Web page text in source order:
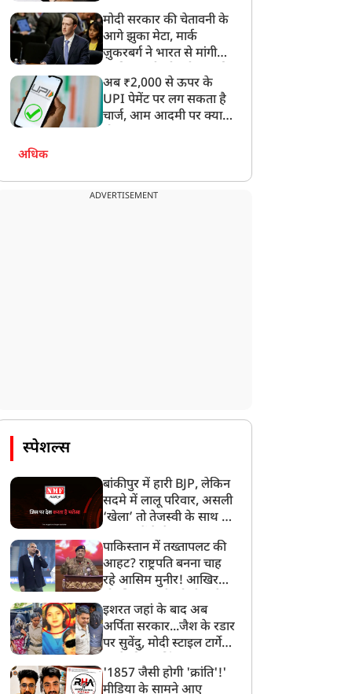
राज्य
सदन में उजागर हुआ सपा का
पिछड़ा, युवा, गरीब,
किसान, महिला विरोधी चरित्रः
योगी
CM योगी का अखिलेश पर
तंज, बोले- कुछ लोग जीवनभर
मोदी सरकार की चेतावनी के
आगे झुका मेटा, मार्क
ज़ुकरबर्ग ने भारत से मांगी
अब ₹2,000 से ऊपर के
UPI पेमेंट पर लग सकता है
चार्ज, आम आदमी पर क्या
अधिक
ADVERTISEMENT
स्पेशल्स
बांकीपुर में हारी BJP, लेकिन
सदमे में लालू परिवार, असली
‘खेला’ तो तेजस्वी के साथ हो
पाकिस्तान में तख्तापलट की
आहट? राष्ट्रपति बनना चाह
रहे आसिम मुनीर! आखिर
बनाया मोहरा?
इशरत जहां के बाद अब
अर्पिता सरकार...जैश के रडार
पर सुवेंदु, मोदी स्टाइल टार्गेट
बड़ा एक्शन!
'1857 जैसी होगी 'क्रांति'!'
मीडिया के सामने आए